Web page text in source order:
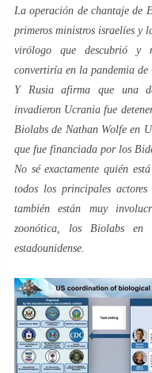
La operación de chantaje de
primeros ministros israelíes y
virólogo que descubrió y
convertiría en la pandemia
Y Rusia afirma que una
invadieron Ucrania fue
Biolabs de Nathan Wolfe en
que fue financiada por los
No sé exactamente quién
todos los principales
también están muy
zoonótica, los Biolabs en
estadounidense.